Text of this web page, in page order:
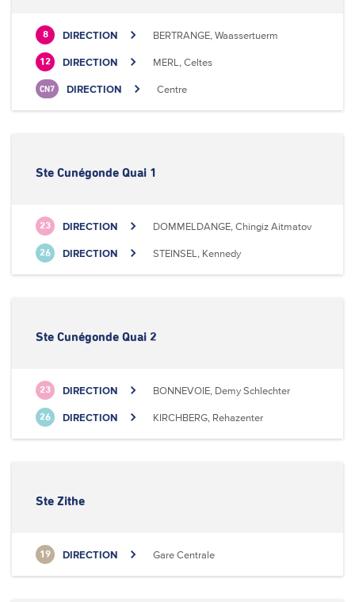
8 DIRECTION BERTRANGE, Waassertuerm
12 DIRECTION MERL, Celtes
CN7 DIRECTION Centre
Ste Cunégonde Quai 1
23 DIRECTION DOMMELDANGE, Chingiz Aitmatov
26 DIRECTION STEINSEL, Kennedy
Ste Cunégonde Quai 2
23 DIRECTION BONNEVOIE, Demy Schlechter
26 DIRECTION KIRCHBERG, Rehazenter
Ste Zithe
19 DIRECTION Gare Centrale